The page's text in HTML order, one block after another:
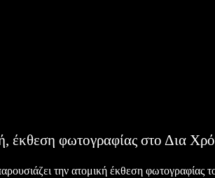
έκθεση φωτογραφίας στο Δια
την ατομική έκθεση